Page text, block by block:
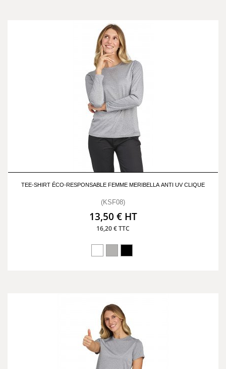
TEE-SHIRT ÉCO-RESPONSABLE FEMME MERIBELLA ANTI UV CLIQUE
(KSF08)
13,50 € HT
16,20 € TTC